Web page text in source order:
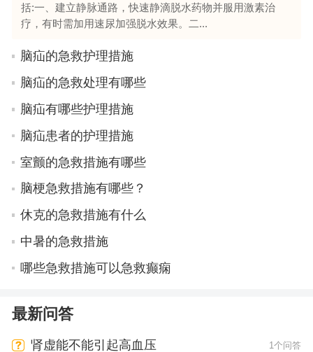
括:一、建立静脉通路，快速静滴脱水药物并服用激素治
疗，有时需加用速尿加强脱水效果。二...
脑疝的急救护理措施
脑疝的急救处理有哪些
脑疝有哪些护理措施
脑疝患者的护理措施
室颤的急救措施有哪些
脑梗急救措施有哪些？
休克的急救措施有什么
中暑的急救措施
哪些急救措施可以急救癫痫
最新问答
肾虚能不能引起高血压 1个问答